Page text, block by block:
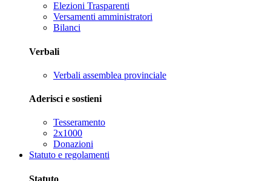
Elezioni Trasparenti
Versamenti amministratori
Bilanci
Verbali
Verbali assemblea provinciale
Aderisci e sostieni
Tesseramento
2x1000
Donazioni
Statuto e regolamenti
Statuto